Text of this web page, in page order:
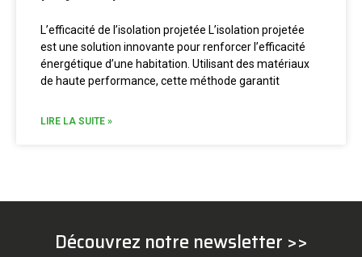
L’efficacité de l’isolation projetée L’isolation projetée
est une solution innovante pour renforcer l’efficacité
énergétique d’une habitation. Utilisant des matériaux
de haute performance, cette méthode garantit
LIRE LA SUITE »
Découvrez notre newsletter >>